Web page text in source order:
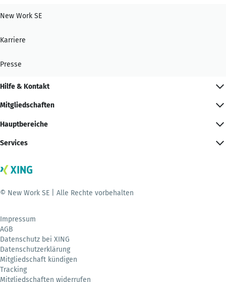
New Work SE
Karriere
Presse
Hilfe & Kontakt
Mitgliedschaften
Hauptbereiche
Services
© New Work SE | Alle Rechte vorbehalten
Impressum
AGB
Datenschutz bei XING
Datenschutzerklärung
Mitgliedschaft kündigen
Tracking
Mitgliedschaften widerrufen